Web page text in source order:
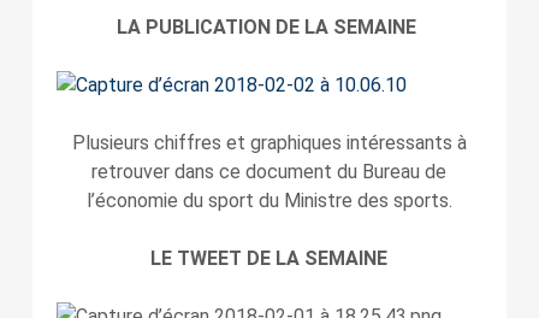
LA PUBLICATION DE LA SEMAINE
Plusieurs chiffres et graphiques intéressants à
retrouver dans ce document du Bureau de
l’économie du sport du Ministre des sports.
LE TWEET DE LA SEMAINE